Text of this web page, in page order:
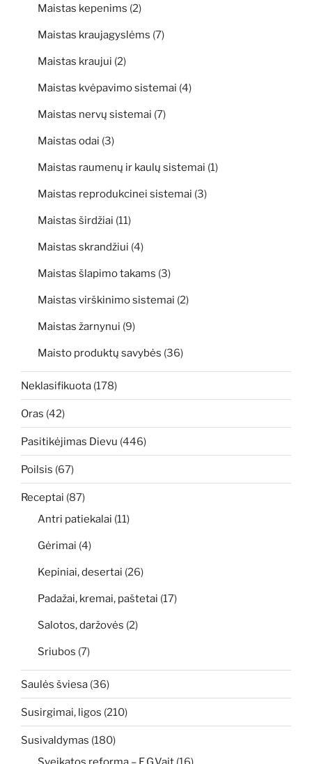
Maistas kepenims (2)
Maistas kraujagyslėms (7)
Maistas kraujui (2)
Maistas kvėpavimo sistemai (4)
Maistas nervų sistemai (7)
Maistas odai (3)
Maistas raumenų ir kaulų sistemai (1)
Maistas reprodukcinei sistemai (3)
Maistas širdžiai (11)
Maistas skrandžiui (4)
Maistas šlapimo takams (3)
Maistas virškinimo sistemai (2)
Maistas žarnynui (9)
Maisto produktų savybės (36)
Neklasifikuota (178)
Oras (42)
Pasitikėjimas Dievu (446)
Poilsis (67)
Receptai (87)
Antri patiekalai (11)
Gėrimai (4)
Kepiniai, desertai (26)
Padažai, kremai, paštetai (17)
Salotos, daržovės (2)
Sriubos (7)
Saulės šviesa (36)
Susirgimai, ligos (210)
Susivaldymas (180)